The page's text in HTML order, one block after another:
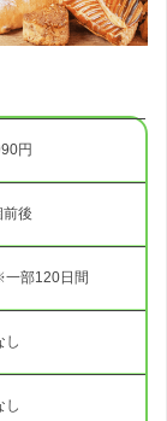
円
前後
部120日間
し
し